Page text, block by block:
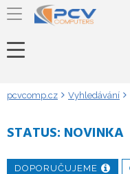
pcvcomp.cz Vyhledávání
STATUS: NOVINKA
DOPORUČUJEME